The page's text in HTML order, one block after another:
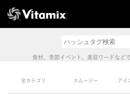
体験＆講座
8つの機能
食材、季節イベント、美容ワードなど
全カテゴリ スムージー アイ